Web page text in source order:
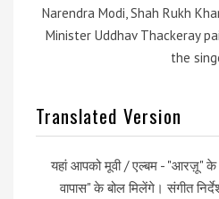
Narendra Modi, Shah Rukh
Minister Uddhav Thackeray
the
Translated Version
यहां आपको मूवी / एल्बम - "आरज़ू" के
वापास" के बोल मिलेंगे। संगीत